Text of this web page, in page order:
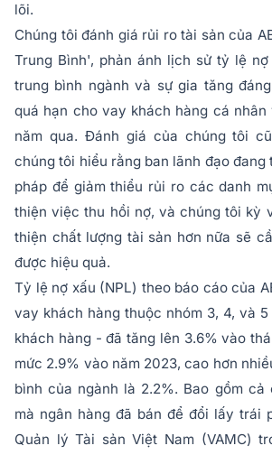
lõi.
Chúng tôi đánh giá rủi ro tài sản của
Trung Bình', phản ánh lịch sử tỷ lệ
trung bình ngành và sự gia tăng
quá hạn cho vay khách hàng cá nhân
năm qua. Đánh giá của chúng tôi
chúng tôi hiểu rằng ban lãnh đạo
pháp để giảm thiểu rủi ro các danh
thiện việc thu hồi nợ, và chúng tôi kỳ
thiện chất lượng tài sản hơn nữa sẽ
được hiệu quả.
Tỷ lệ nợ xấu (NPL) theo báo cáo của
vay khách hàng thuộc nhóm 3, 4, và
khách hàng - đã tăng lên 3.6% vào
mức 2.9% vào năm 2023, cao hơn
bình của ngành là 2.2%. Bao gồm cả
mà ngân hàng đã bán để đổi lấy trái
Quản lý Tài sản Việt Nam (VAMC)